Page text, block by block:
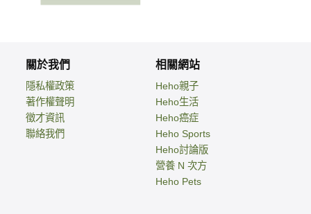
關於我們
隱私權政策
著作權聲明
徵才資訊
聯絡我們
相關網站
Heho親子
Heho生活
Heho癌症
Heho Sports
Heho討論版
營養 N 次方
Heho Pets